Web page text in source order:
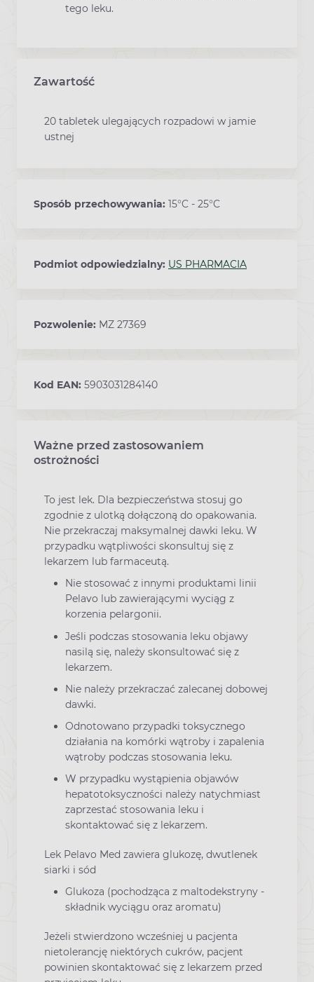
tego leku.
Zawartość
20 tabletek ulegających rozpadowi w jamie
ustnej
Sposób przechowywania: 15°C - 25°C
Podmiot odpowiedzialny: US PHARMACIA
Pozwolenie: MZ 27369
Kod EAN: 5903031284140
Ważne przed zastosowaniem
Pelavo Med - ostrzeżenia i środki
ostrożności
To jest lek. Dla bezpieczeństwa stosuj go
zgodnie z ulotką dołączoną do opakowania.
Nie przekraczaj maksymalnej dawki leku. W
przypadku wątpliwości skonsultuj się z
lekarzem lub farmaceutą.
Nie stosować z innymi produktami linii
Pelavo lub zawierającymi wyciąg z
korzenia pelargonii.
Jeśli podczas stosowania leku objawy
nasilą się, należy skonsultować się z
lekarzem.
Nie należy przekraczać zalecanej dobowej
dawki.
Odnotowano przypadki toksycznego
działania na komórki wątroby i zapalenia
wątroby podczas stosowania leku.
W przypadku wystąpienia objawów
hepatotoksyczności należy natychmiast
zaprzestać stosowania leku i
skontaktować się z lekarzem.
Lek Pelavo Med zawiera glukozę, dwutlenek
siarki i sód
Glukoza (pochodząca z maltodekstryny -
składnik wyciągu oraz aromatu)
Jeżeli stwierdzono wcześniej u pacjenta
nietolerancję niektórych cukrów, pacjent
powinien skontaktować się z lekarzem przed